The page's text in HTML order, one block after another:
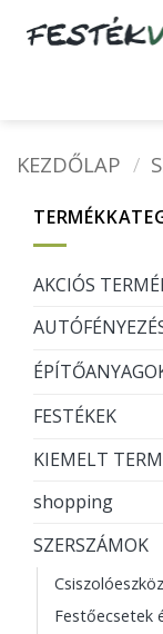
KEZDŐLAP /
AKCIÓS
FESTÉKEK
KIEMELT
shopping
SZERSZÁMOK
Festőecsetek